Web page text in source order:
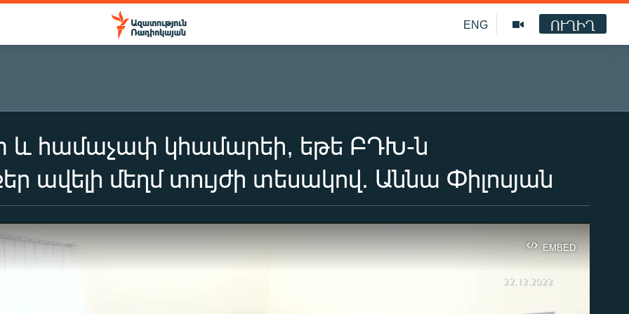
ENG ՈՒՂԻՂ
և համաչափ կհամարեի, եթե ԲԴԽ-ն
ավելի մեղմ տույժի տեսակով. Աննա Փիլոսյան
EMBED